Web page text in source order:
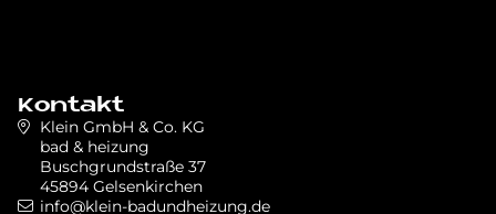
Kontakt
Klein GmbH & Co. KG
bad & heizung
Buschgrundstraße 37
45894 Gelsenkirchen
info@klein-badundheizung.de